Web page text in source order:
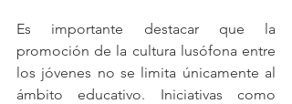
Es importante destacar que la
promoción de la cultura lusófona entre
los jóvenes no se limita únicamente al
ámbito educativo. Iniciativas como